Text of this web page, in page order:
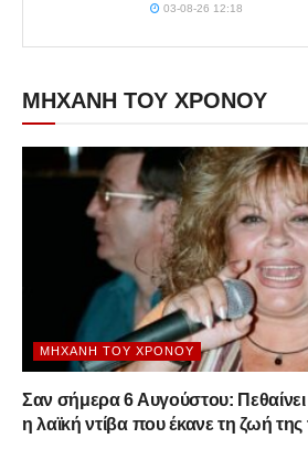
03-08-26 12:18
ΜΗΧΑΝΗ ΤΟΥ ΧΡΟΝΟΥ
ΜΗΧΑΝΉ ΤΟΥ ΧΡΌΝΟΥ
Σαν σήμερα 6 Αυγούστου: Πεθαίνει
η λαϊκή ντίβα που έκανε τη ζωή της